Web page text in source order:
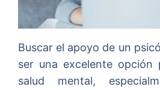
Buscar el apoyo de un
ser una excelente opción
salud mental,